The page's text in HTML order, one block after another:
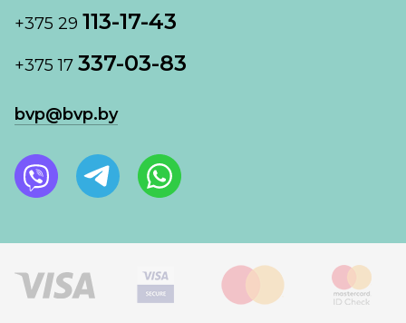
+375 29 113-17-43
+375 17 337-03-83
bvp@bvp.by